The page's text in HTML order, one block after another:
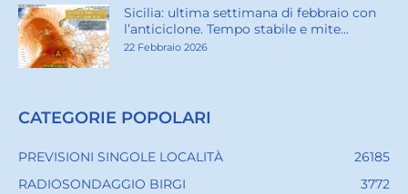
Sicilia: ultima settimana di febbraio con
l’anticiclone. Tempo stabile e mite...
22 Febbraio 2026
CATEGORIE POPOLARI
PREVISIONI SINGOLE LOCALITÀ
26185
RADIOSONDAGGIO BIRGI
3772